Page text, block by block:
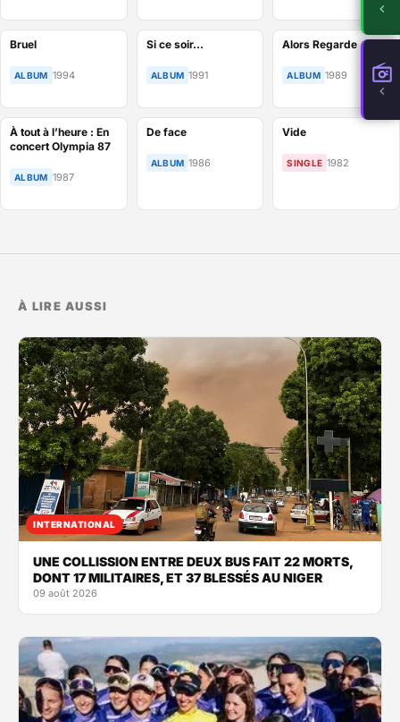
Bruel
ALBUM 1994
Si ce soir…
ALBUM 1991
Alors Regarde
ALBUM 1989
À tout à l’heure : En
concert Olympia 87
ALBUM 1987
De face
ALBUM 1986
Vide
SINGLE 1982
À LIRE AUSSI
INTERNATIONAL
UNE COLLISSION ENTRE DEUX BUS FAIT 22 MORTS,
DONT 17 MILITAIRES, ET 37 BLESSÉS AU NIGER
09 août 2026